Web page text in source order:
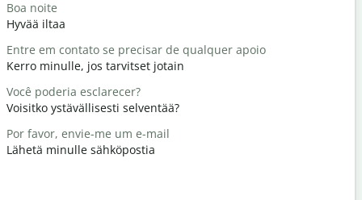
Boa noite
Hyvää iltaa
Entre em contato se precisar de qualquer apoio
Kerro minulle, jos tarvitset jotain
Você poderia esclarecer?
Voisitko ystävällisesti selventää?
Por favor, envie-me um e-mail
Lähetä minulle sähköpostia